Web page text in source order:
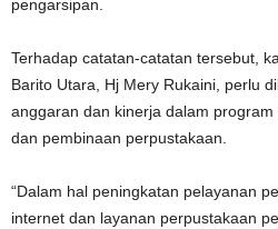
pengarsipan.
Terhadap catatan-catatan tersebut,
Barito Utara, Hj Mery Rukaini, perlu
anggaran dan kinerja dalam
dan pembinaan perpustakaan.
“Dalam hal peningkatan pelayanan
internet dan layanan perpustakaan